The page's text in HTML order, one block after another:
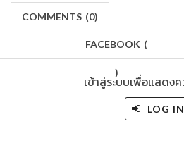
COMMENTS (0)
FACEBOOK (
)
เข้าสู่ระบบเพื่อแสดง
LOG IN